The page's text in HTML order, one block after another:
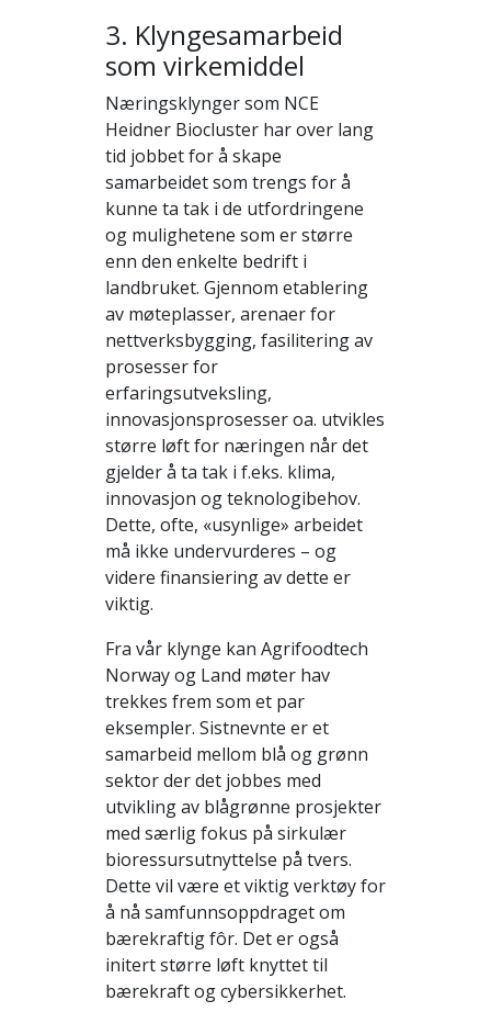
3. Klyngesamarbeid
som virkemiddel
Næringsklynger som NCE
Heidner Biocluster har over lang
tid jobbet for å skape
samarbeidet som trengs for å
kunne ta tak i de utfordringene
og mulighetene som er større
enn den enkelte bedrift i
landbruket. Gjennom etablering
av møteplasser, arenaer for
nettverksbygging, fasilitering av
prosesser for
erfaringsutveksling,
innovasjonsprosesser oa. utvikles
større løft for næringen når det
gjelder å ta tak i f.eks. klima,
innovasjon og teknologibehov.
Dette, ofte, «usynlige» arbeidet
må ikke undervurderes – og
videre finansiering av dette er
viktig.
Fra vår klynge kan Agrifoodtech
Norway og Land møter hav
trekkes frem som et par
eksempler. Sistnevnte er et
samarbeid mellom blå og grønn
sektor der det jobbes med
utvikling av blågrønne prosjekter
med særlig fokus på sirkulær
bioressursutnyttelse på tvers.
Dette vil være et viktig verktøy for
å nå samfunnsoppdraget om
bærekraftig fôr. Det er også
initert større løft knyttet til
bærekraft og cybersikkerhet.